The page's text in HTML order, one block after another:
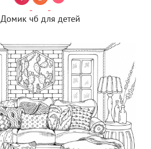
Домик чб для детей